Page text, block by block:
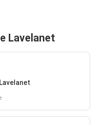
Lavelanet